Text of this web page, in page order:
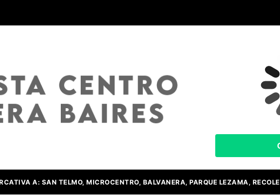
A: SAN TELMO, MICROCENTRO, BALVANERA, PARQUE LEZAMA,